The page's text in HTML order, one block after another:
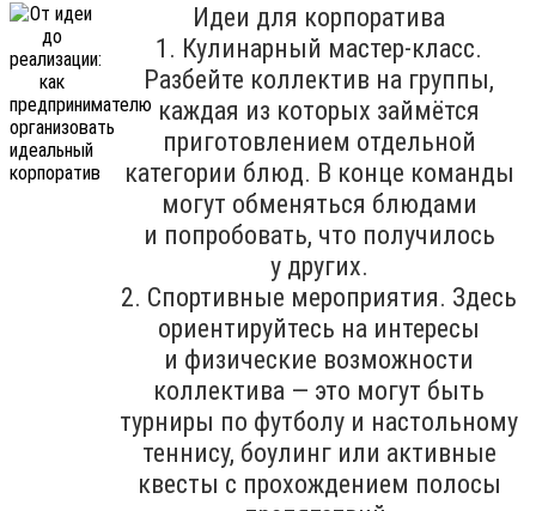
Идеи для корпоратива
1. Кулинарный мастер-класс.
Разбейте коллектив на группы,
каждая из которых займётся
приготовлением отдельной
категории блюд. В конце команды
могут обменяться блюдами
и попробовать, что получилось
у других.
2. Спортивные мероприятия. Здесь
ориентируйтесь на интересы
и физические возможности
коллектива — это могут быть
турниры по футболу и настольному
теннису, боулинг или активные
квесты с прохождением полосы